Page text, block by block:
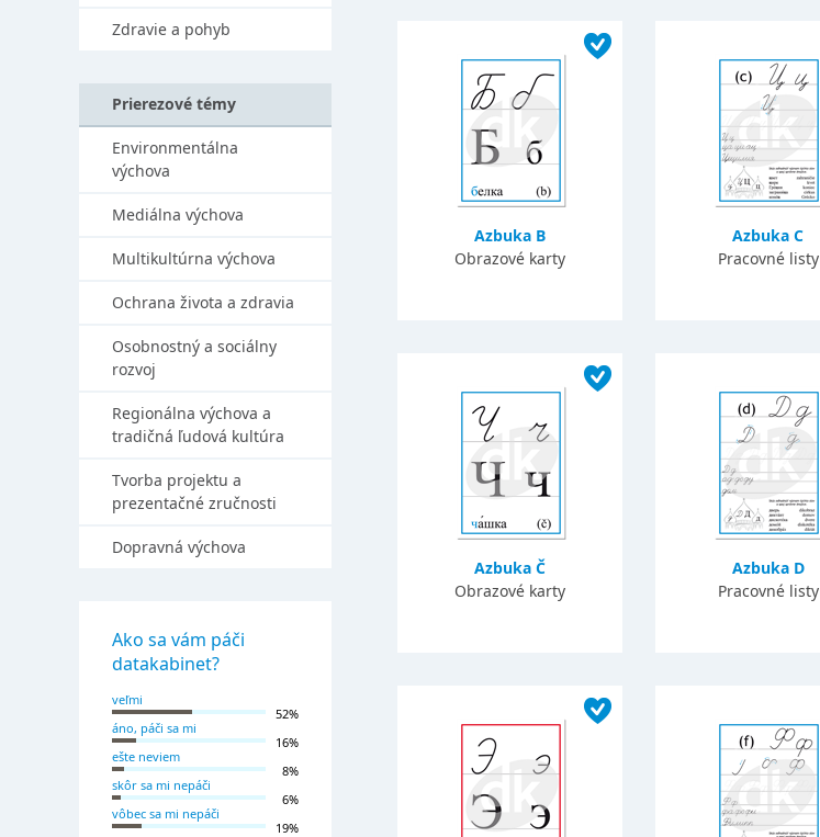
Azbuka B
Obrazové karty
Azbuka C
Pracovné listy
Azbuka Č
Obrazové karty
Azbuka D
Pracovné listy
Zdravie a pohyb
Prierezové témy
Environmentálna
výchova
Mediálna výchova
Multikultúrna výchova
Ochrana života a zdravia
Osobnostný a sociálny
rozvoj
Regionálna výchova a
tradičná ľudová kultúra
Tvorba projektu a
prezentačné zručnosti
Dopravná výchova
Ako sa vám páči
datakabinet?
veľmi
52%
áno, páči sa mi
16%
ešte neviem
8%
skôr sa mi nepáči
6%
vôbec sa mi nepáči
19%